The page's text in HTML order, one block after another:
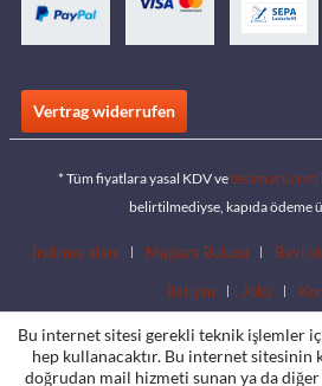
Vertrag widerrufen
* Tüm fiyatlara yasal KDV veteslimat ücreti
belirtilmediyse, kapıda ödeme
İndirme alanı Mağaza Bulucu Bayi
İletişim Jobs
Bu internet sitesi gerekli teknik işlemler
hep kullanacaktır. Bu internet sitesinin
doğrudan mail hizmeti sunan ya da